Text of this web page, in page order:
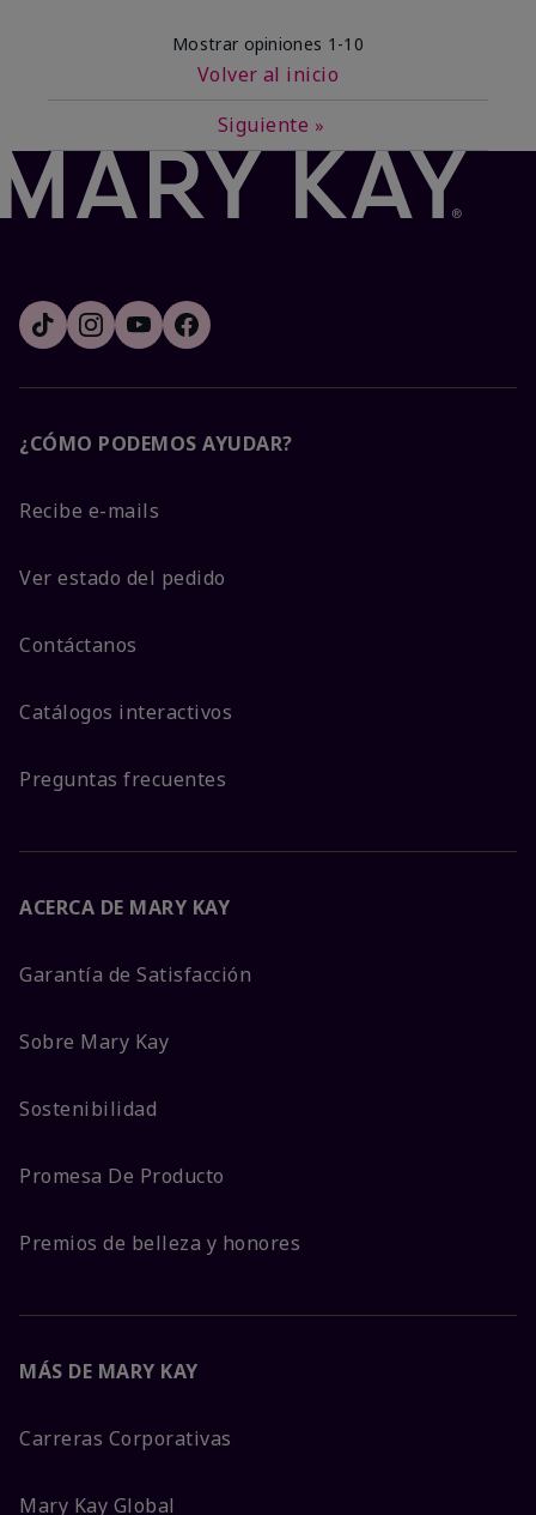
Mostrar opiniones 1-10
Volver al inicio
Siguiente »
¿CÓMO PODEMOS AYUDAR?
Recibe e-mails
Ver estado del pedido
Contáctanos
Catálogos interactivos
Preguntas frecuentes
ACERCA DE MARY KAY
Garantía de Satisfacción
Sobre Mary Kay
Sostenibilidad
Promesa De Producto
Premios de belleza y honores
MÁS DE MARY KAY
Carreras Corporativas
Mary Kay Global